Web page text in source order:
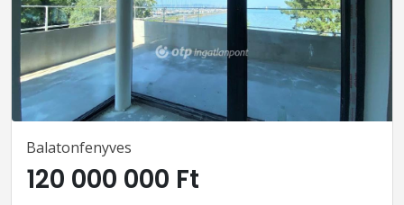
Balatonfenyves
120 000 000 Ft